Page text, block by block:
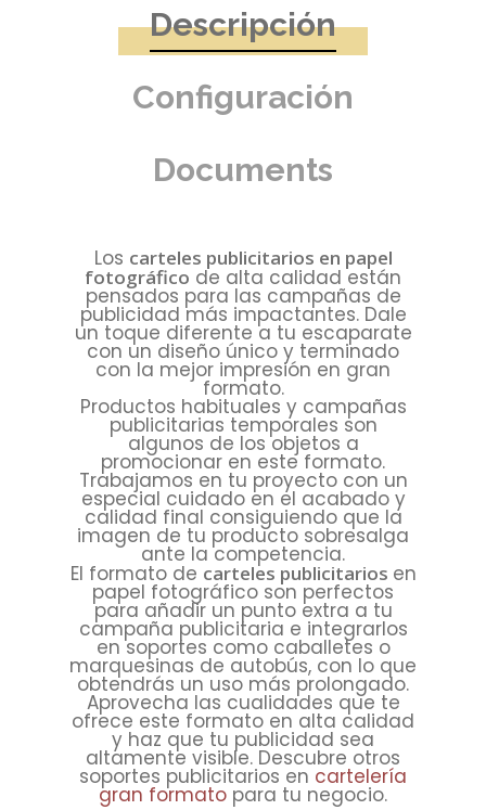
Descripción
Configuración
Documents
Los carteles publicitarios en papel
fotográfico de alta calidad están
pensados para las campañas de
publicidad más impactantes. Dale
un toque diferente a tu escaparate
con un diseño único y terminado
con la mejor impresión en gran
formato.
Productos habituales y campañas
publicitarias temporales son
algunos de los objetos a
promocionar en este formato.
Trabajamos en tu proyecto con un
especial cuidado en el acabado y
calidad final consiguiendo que la
imagen de tu producto sobresalga
ante la competencia.
El formato de carteles publicitarios en
papel fotográfico son perfectos
para añadir un punto extra a tu
campaña publicitaria e integrarlos
en soportes como caballetes o
marquesinas de autobús, con lo que
obtendrás un uso más prolongado.
Aprovecha las cualidades que te
ofrece este formato en alta calidad
y haz que tu publicidad sea
altamente visible. Descubre otros
soportes publicitarios en cartelería
gran formato para tu negocio.